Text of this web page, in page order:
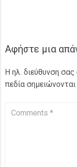
Αφήστε μια
Η ηλ. διεύθυνση σας
πεδία